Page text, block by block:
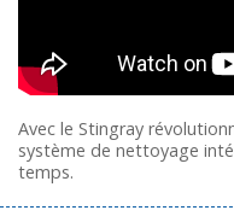
Avec le Stingray
système de nettoyage
temps.